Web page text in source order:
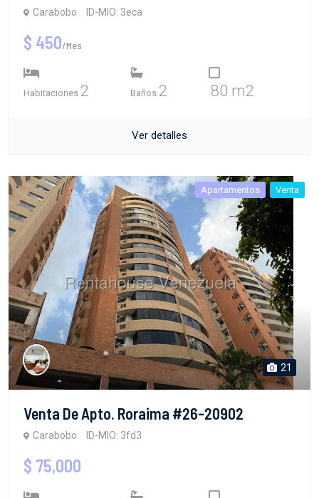
Carabobo ID-MIO: 3eca
$ 450/Mes
Habitaciones 2 Baños 2 80 m2
Ver detalles
Apartamentos Venta
21
Venta De Apto. Roraima #26-20902
Carabobo ID-MIO: 3fd3
$ 75,000